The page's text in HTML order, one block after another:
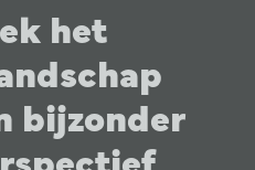
het
bijzonder